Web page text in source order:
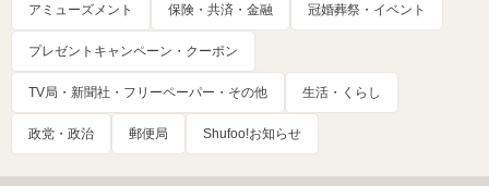
アミューズメント 保険・共済・金融 冠婚葬祭・イベント
プレゼントキャンペーン・クーポン
TV局・新聞社・フリーペーパー・その他 生活・くらし
政党・政治 郵便局 Shufoo!お知らせ